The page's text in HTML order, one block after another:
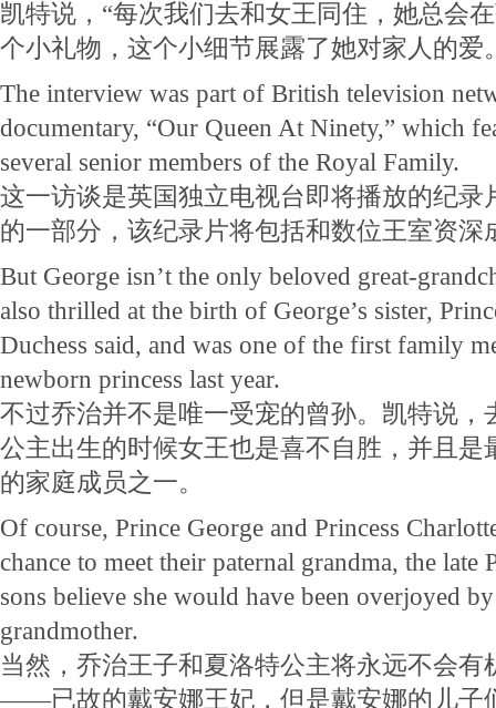
凯特说，“每次我们去和女王同住，她总会
个小礼物，这个小细节展露了她对家人的爱
The interview was part of British television
documentary, “Our Queen At Ninety,” which
several senior members of the Royal Family.
这一访谈是英国独立电视台即将播放的纪录
的一部分，该纪录片将包括和数位王室资深
But George isn’t the only beloved great-
also thrilled at the birth of George’s sister,
Duchess said, and was one of the first family
newborn princess last year.
不过乔治并不是唯一受宠的曾孙。凯特说，
公主出生的时候女王也是喜不自胜，并且是
的家庭成员之一。
Of course, Prince George and Princess
chance to meet their paternal grandma, the late
sons believe she would have been overjoyed
grandmother.
当然，乔治王子和夏洛特公主将永远不会有
——已故的戴安娜王妃，但是戴安娜的儿子